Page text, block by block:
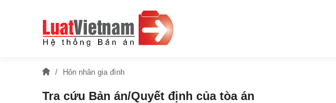
Hôn nhân gia đình
Tra cứu Bản án/Quyết định của tòa án